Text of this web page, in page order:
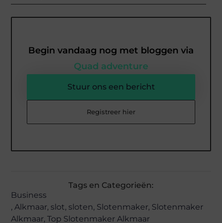
Begin vandaag nog met bloggen via
Quad adventure
Stuur ons een bericht
Registreer hier
Tags en Categorieën:
Business
,Alkmaar, slot, sloten, Slotenmaker, Slotenmaker
Alkmaar,Top Slotenmaker Alkmaar